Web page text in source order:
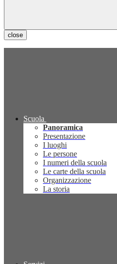
close
Scuola
Panoramica
Presentazione
I luoghi
Le persone
I numeri della scuola
Le carte della scuola
Organizzazione
La storia